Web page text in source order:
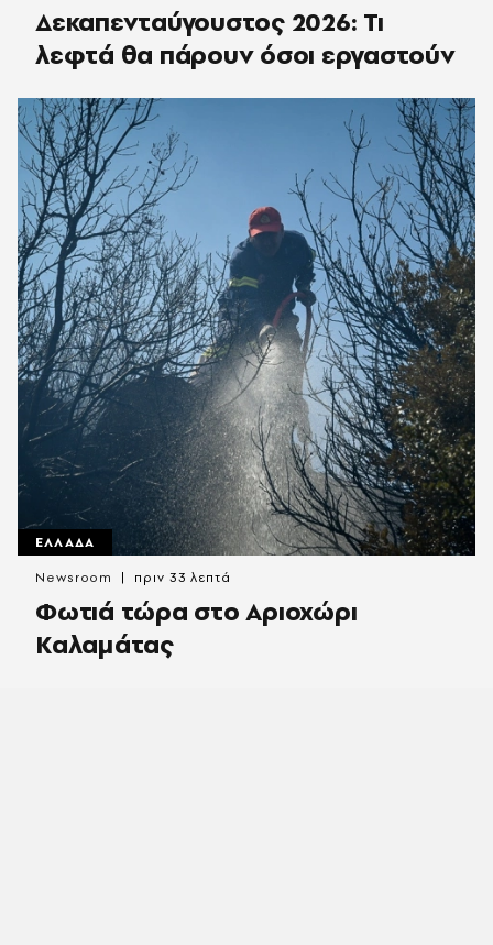
Δεκαπενταύγουστος 2026: Τι
λεφτά θα πάρουν όσοι εργαστούν
ΕΛΛΑΔΑ
Φωτιά τώρα στο Αριοχώρι
Καλαμάτας
Newsroom πριν 33 λεπτά